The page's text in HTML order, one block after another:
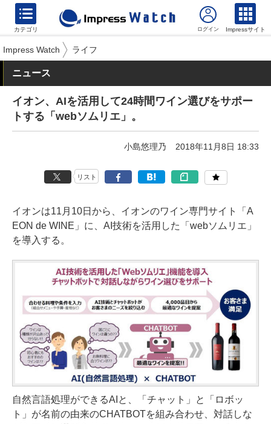
カテゴリ Impressサイト
Impress Watch ライフ
ニュース
イオン、AIを活用して24時間ワイン選びをサポー
トする「webソムリエ」。
小島悠理乃 2018年11月8日 18:33
リスト
イオンは11月10日から、イオンのワイン専門サイト「A
EON de WINE」に、AI技術を活用した「webソムリエ」
を導入する。
自然言語処理ができるAIと、「チャット」と「ロボッ
ト」が名前の由来のCHATBOTを組み合わせ、対話しな